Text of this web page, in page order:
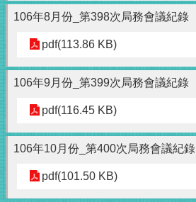
106年8月份_第398次局務會議紀錄
pdf(113.86 KB)
106年9月份_第399次局務會議紀錄
pdf(116.45 KB)
106年10月份_第400次局務會議紀錄
pdf(101.50 KB)